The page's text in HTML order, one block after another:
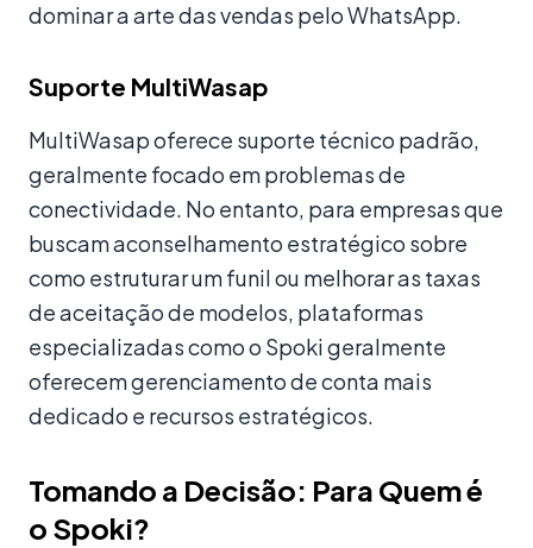
dominar a arte das vendas pelo WhatsApp.
Suporte MultiWasap
MultiWasap oferece suporte técnico padrão,
geralmente focado em problemas de
conectividade. No entanto, para empresas que
buscam aconselhamento estratégico sobre
como estruturar um funil ou melhorar as taxas
de aceitação de modelos, plataformas
especializadas como o Spoki geralmente
oferecem gerenciamento de conta mais
dedicado e recursos estratégicos.
Tomando a Decisão: Para Quem é
o Spoki?